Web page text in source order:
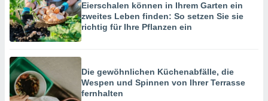
Eierschalen können in Ihrem Garten ein
zweites Leben finden: So setzen Sie sie
richtig für Ihre Pflanzen ein
Die gewöhnlichen Küchenabfälle, die
Wespen und Spinnen von Ihrer Terrasse
fernhalten